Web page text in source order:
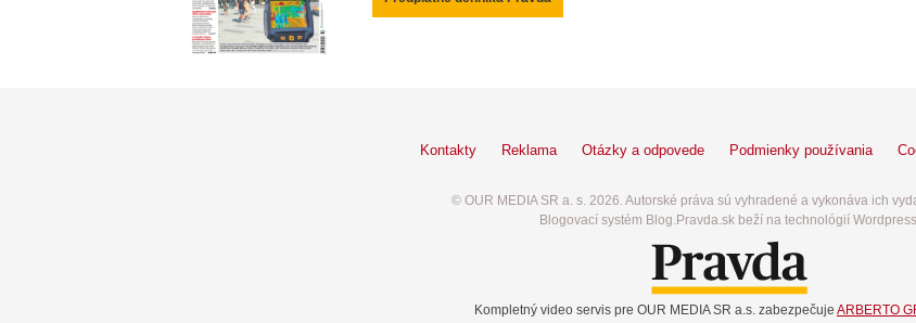
Kontakty Reklama Otázky a odpovede Podmienky používania
© OUR MEDIA SR a. s. 2026. Autorské práva sú vyhradené a vykonáva ich
Blogovací systém Blog.Pravda.sk beží na technológií
Kompletný video servis pre OUR MEDIA SR a.s. zabezpečuje ARBERTO